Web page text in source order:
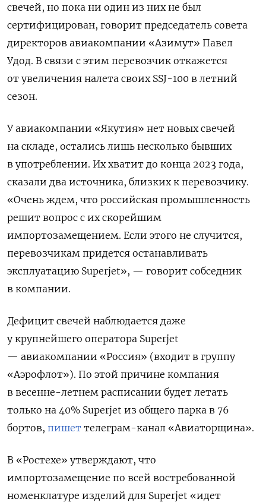
свечей, но пока ни один из них не был
сертифицирован, говорит председатель совета
директоров авиакомпании «Азимут» Павел
Удод. В связи с этим перевозчик откажется
от увеличения налета своих SSJ-100 в летний
сезон.
У авиакомпании «Якутия» нет новых свечей
на складе, остались лишь несколько бывших
в употреблении. Их хватит до конца 2023 года,
сказали два источника, близких к перевозчику.
«Очень ждем, что российская промышленность
решит вопрос с их скорейшим
импортозамещением. Если этого не случится,
перевозчикам придется останавливать
эксплуатацию Superjet», — говорит собседник
в компании.
Дефицит свечей наблюдается даже
у крупнейшего оператора Superjet
— авиакомпании «Россия» (входит в группу
«Аэрофлот»). По этой причине компания
в весенне-летнем расписании будет летать
только на 40% Superjet из общего парка в 76
бортов, пишет телеграм-канал «Авиаторщина».
В «Ростехе» утверждают, что
импортозамещение по всей востребованной
номенклатуре изделий для Superjet «идет